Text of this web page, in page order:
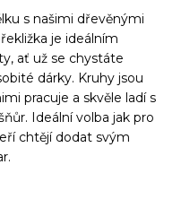
s našimi dřevěnými
je ideálním
ať už se chystáte
dárky. Kruhy jsou
pracuje a skvěle ladí s
Ideální volba jak pro
chtějí dodat svým